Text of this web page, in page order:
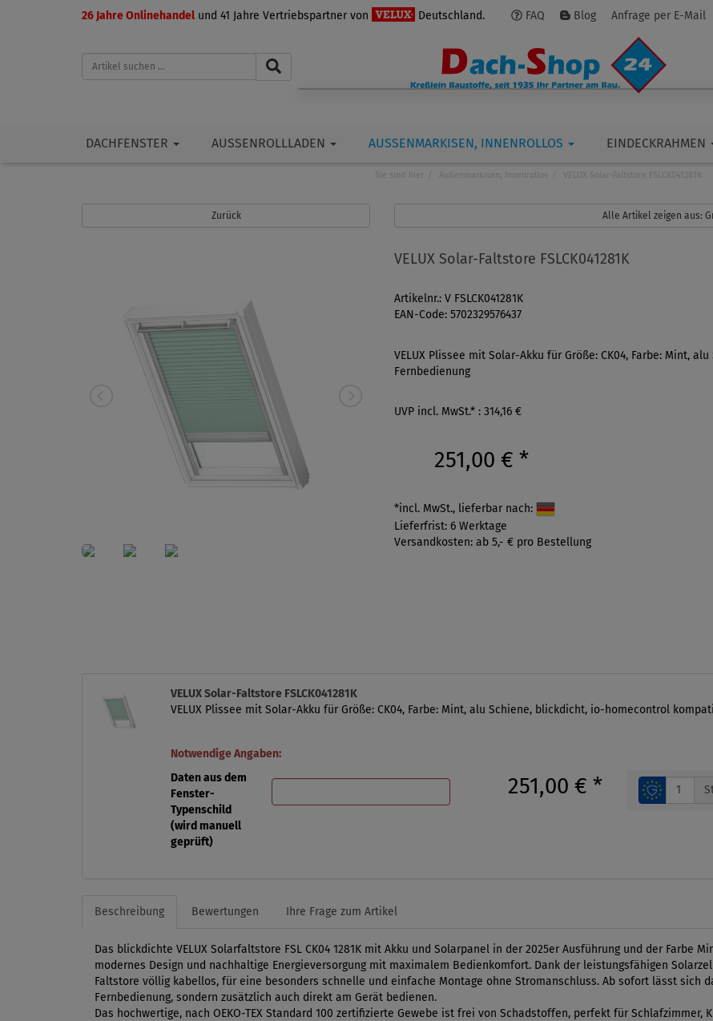
26 Jahre Onlinehandel und 41 Jahre Vertriebspartner von Deutschland. FAQ Blog Anfrage per E-Mail
DACHFENSTER AUSSENROLLLADEN AUSSENMARKISEN, INNENROLLOS EINDECKRAHMEN
Sie sind hier Außenmarkisen, Innenrollos VELUX Solar-Faltstore FSLCK041281K
Zurück Alle Artikel zeigen aus:
VELUX Solar-Faltstore FSLCK041281K
Artikelnr.: V FSLCK041281K
EAN-Code: 5702329576437
VELUX Plissee mit Solar-Akku für Größe: CK04, Farbe: Mint,
Fernbedienung
UVP incl. MwSt.* : 314,16 €
251,00 € *
*incl. MwSt., lieferbar nach:
Lieferfrist: 6 Werktage
Versandkosten: ab 5,- € pro Bestellung
VELUX Solar-Faltstore FSLCK041281K
VELUX Plissee mit Solar-Akku für Größe: CK04, Farbe: Mint, alu Schiene, blickdicht, io-homecontrol
Notwendige Angaben:
Daten aus dem
Fenster-
Typenschild
(wird manuell
geprüft)
251,00 € *
Beschreibung Bewertungen Ihre Frage zum Artikel
Das blickdichte VELUX Solarfaltstore FSL CK04 1281K mit Akku und Solarpanel in der 2025er Ausführung und der Farbe
modernes Design und nachhaltige Energieversorgung mit maximalem Bedienkomfort. Dank der leistungsfähigen
Faltstore völlig kabellos, für eine besonders schnelle und einfache Montage ohne Stromanschluss. Ab sofort lässt sich
Fernbedienung, sondern zusätzlich auch direkt am Gerät bedienen.
Das hochwertige, nach OEKO-TEX Standard 100 zertifizierte Gewebe ist frei von Schadstoffen, perfekt für